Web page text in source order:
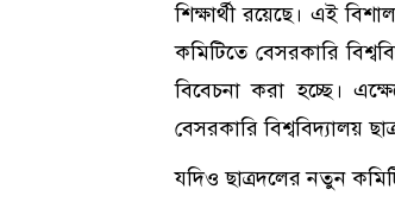
শিক্ষার্থী রয়েছে। এই
কমিটিতে বেসরকারি
বিবেচনা করা হচ্ছে।
বেসরকারি বিশ্ববিদ্যালয়
যদিও ছাত্রদলের নতুন